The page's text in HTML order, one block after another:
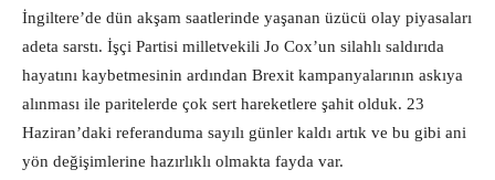
İngiltere’de dün akşam saatlerinde yaşanan üzücü olay piyasaları
adeta sarstı. İşçi Partisi milletvekili Jo Cox’un silahlı saldırıda
hayatını kaybetmesinin ardından Brexit kampanyalarının askıya
alınması ile paritelerde çok sert hareketlere şahit olduk. 23
Haziran’daki referanduma sayılı günler kaldı artık ve bu gibi ani
yön değişimlerine hazırlıklı olmakta fayda var.